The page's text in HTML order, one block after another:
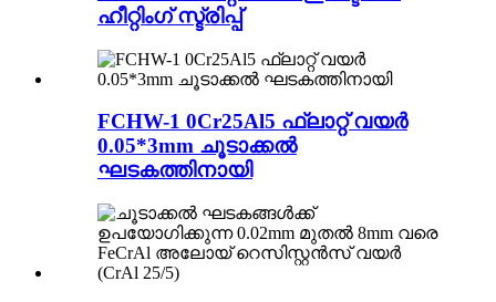
ഹീറ്റിംഗ് സ്ട്രിപ്പ്
FCHW-1 0Cr25Al5 ഫ്ലാറ്റ് വയർ
0.05*3mm ചൂടാക്കൽ
ഘടകത്തിനായി